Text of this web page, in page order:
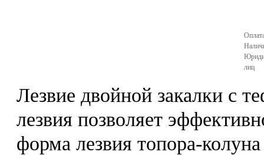
лиц
Лезвие двойной закалки с
лезвия позволяет
форма лезвия топора-